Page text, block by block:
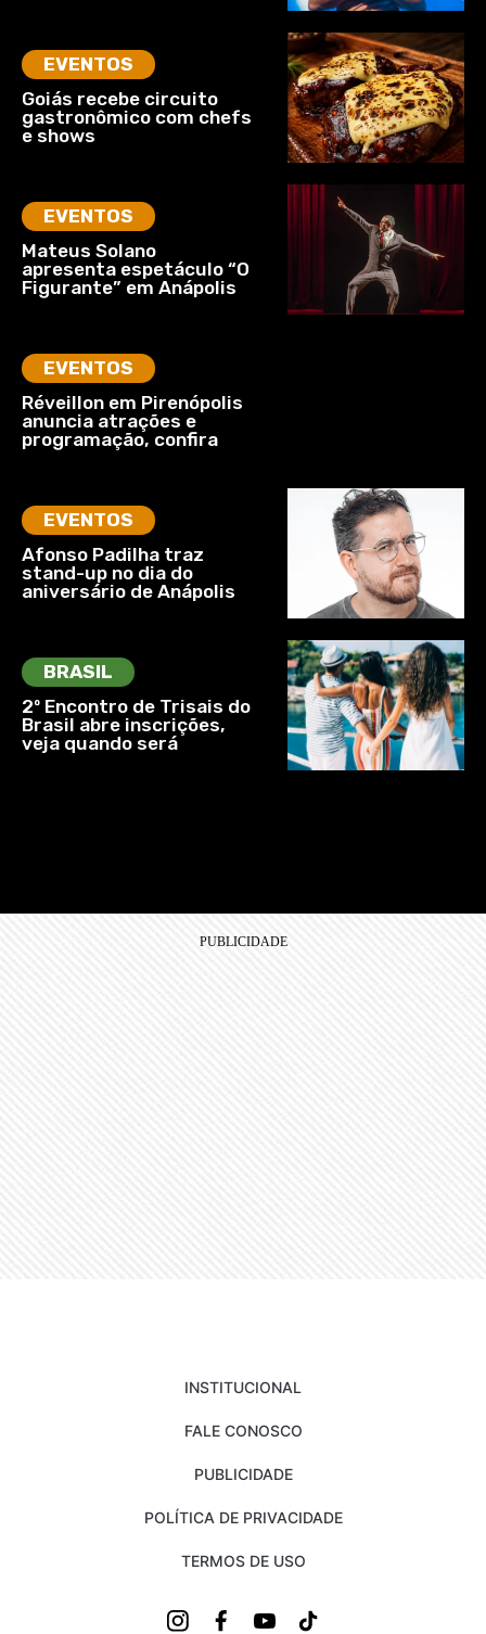
EVENTOS
Goiás recebe circuito
gastronômico com chefs
e shows
EVENTOS
Mateus Solano
apresenta espetáculo “O
Figurante” em Anápolis
EVENTOS
Réveillon em Pirenópolis
anuncia atrações e
programação, confira
EVENTOS
Afonso Padilha traz
stand-up no dia do
aniversário de Anápolis
BRASIL
2º Encontro de Trisais do
Brasil abre inscrições,
veja quando será
INSTITUCIONAL
FALE CONOSCO
PUBLICIDADE
POLÍTICA DE PRIVACIDADE
TERMOS DE USO